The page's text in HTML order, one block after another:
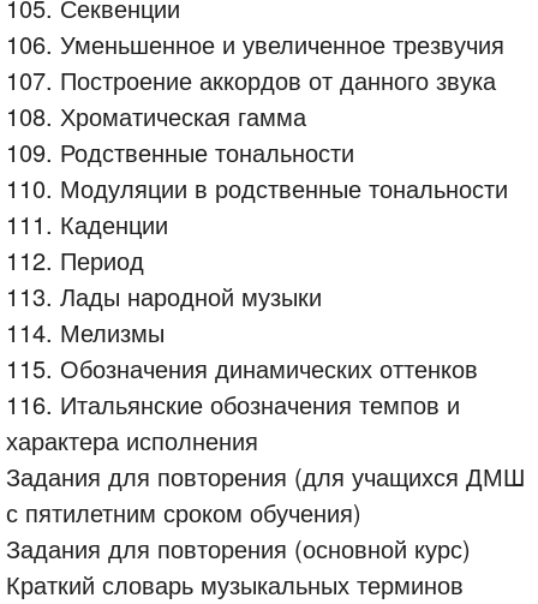
105. Секвенции
106. Уменьшенное и увеличенное трезвучия
107. Построение аккордов от данного звука
108. Хроматическая гамма
109. Родственные тональности
110. Модуляции в родственные тональности
111. Каденции
112. Период
113. Лады народной музыки
114. Мелизмы
115. Обозначения динамических оттенков
116. Итальянские обозначения темпов и
характера исполнения
Задания для повторения (для учащихся ДМШ
с пятилетним сроком обучения)
Задания для повторения (основной курс)
Краткий словарь музыкальных терминов